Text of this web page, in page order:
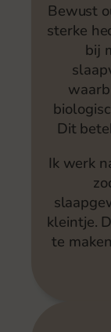
Bewust
sterke
bij
Dit
Ik werk
kleintje.
te